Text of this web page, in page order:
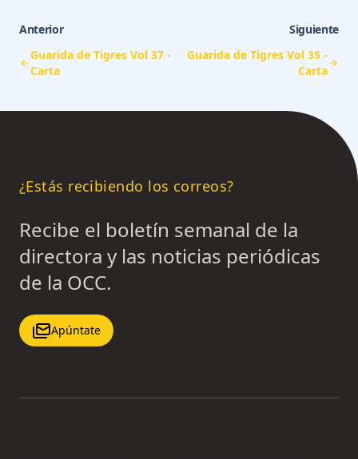
Anterior
Guarida de Tigres Vol 37 -
Carta
Siguiente
Guarida de Tigres Vol 35 -
Carta
¿Estás recibiendo los correos?
Recibe el boletín semanal de la
directora y las noticias periódicas
de la OCC.
Apúntate